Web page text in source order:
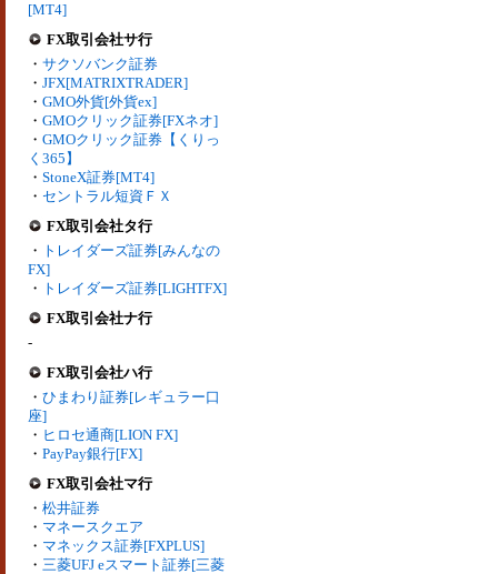
[MT4]
FX取引会社サ行
・ サクソバンク証券
・ JFX[MATRIXTRADER]
・ GMO外貨[外貨ex]
・ GMOクリック証券[FXネオ]
・ GMOクリック証券【くりっ
く365】
・ StoneX証券[MT4]
・ セントラル短資ＦＸ
FX取引会社タ行
・ トレイダーズ証券[みんなの
FX]
・ トレイダーズ証券[LIGHTFX]
FX取引会社ナ行
-
FX取引会社ハ行
・ ひまわり証券[レギュラー口
座]
・ ヒロセ通商[LION FX]
・ PayPay銀行[FX]
FX取引会社マ行
・ 松井証券
・ マネースクエア
・ マネックス証券[FXPLUS]
・ 三菱UFJ eスマート証券[三菱